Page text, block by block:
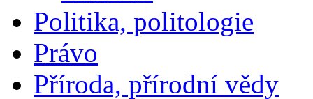
Politika, politologie
Právo
Příroda, přírodní vědy